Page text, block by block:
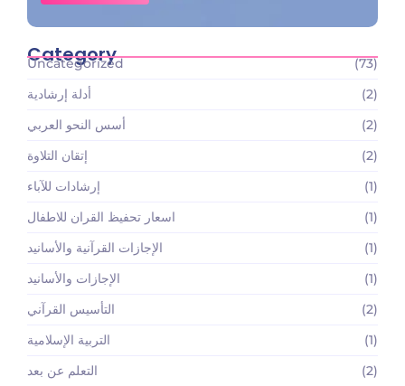
Category
Uncategorized
(73)
أدلة إرشادية
(2)
أسس النحو العربي
(2)
إتقان التلاوة
(2)
إرشادات للآباء
(1)
اسعار تحفيظ القران للاطفال
(1)
الإجازات القرآنية والأسانيد
(1)
الإجازات والأسانيد
(1)
التأسيس القرآني
(2)
التربية الإسلامية
(1)
التعلم عن بعد
(2)